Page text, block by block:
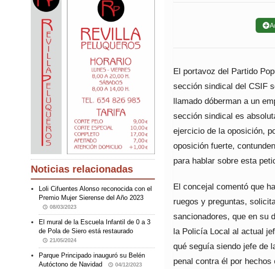
➕
El portavoz del Partido
sección sindical del CSIF
llamado dóberman a un
sección sindical es
ejercicio de la oposición,
oposición fuerte,
para hablar sobre esta
El concejal comentó que
ruegos y preguntas,
sancionadores, que en su
la Policía Local al actual
qué seguía siendo jefe de
penal contra él por
Noticias relacionadas
Loli Cifuentes Alonso reconocida con el
Premio Mujer Sierense del Año 2023
08/03/2023
El mural de la Escuela Infantil de 0 a 3
de Pola de Siero está restaurado
21/05/2024
Parque Principado inauguró su Belén
Autóctono de Navidad
04/12/2023